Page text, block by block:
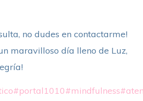
no dudes en contactarme!
maravilloso día lleno de Luz,
#portal1010#mindfulness